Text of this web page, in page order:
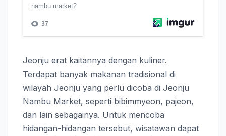
Jeonju erat kaitannya dengan kuliner.
Terdapat banyak makanan tradisional di
wilayah Jeonju yang perlu dicoba di Jeonju
Nambu Market, seperti bibimmyeon, pajeon,
dan lain sebagainya. Untuk mencoba
hidangan-hidangan tersebut, wisatawan dapat